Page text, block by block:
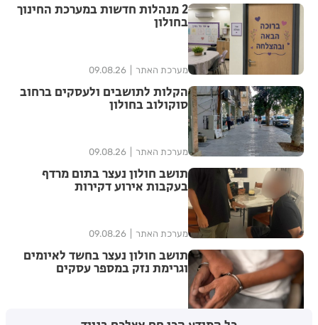
2 מנהלות חדשות במערכת החינוך
בחולון
מערכת האתר 09.08.26
הקלות לתושבים ולעסקים ברחוב
סוקולוב בחולון
מערכת האתר 09.08.26
תושב חולון נעצר בתום מרדף
בעקבות אירוע דקירות
מערכת האתר 09.08.26
תושב חולון נעצר בחשד לאיומים
וגרימת נזק במספר עסקים